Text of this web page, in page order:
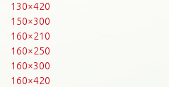
130×420
150×300
160×210
160×250
160×300
160×420